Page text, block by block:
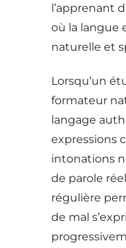
l’apprenant
où la langue
naturelle et
Lorsqu’un
formateur
langage
expressions
intonations
de parole
régulière
de mal